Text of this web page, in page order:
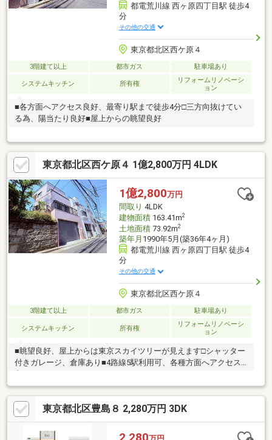
都電荒川線 西ヶ原四丁目駅 徒歩4
分
その他の交通
東京都北区西ケ原４
3階建て以上 都市ガス 駐車場あり
システムキッチン 所有権
リフォームリノベーシ
ョン
■各方面へアクセス良好、最寄り駅まで徒歩4分□三方向抜けてい
る為、陽当たり良好■屋上からの眺望良好
東京都北区西ケ原４ 1億2,800万円 4LDK
1億2,800万円
間取り 4LDK
建物面積163.41m2
土地面積73.92m2
築年月 1990年5月(築36年4ヶ月)
都電荒川線 西ヶ原四丁目駅 徒歩4
分
その他の交通
東京都北区西ケ原４
3階建て以上 都市ガス 駐車場あり
システムキッチン 所有権
リフォームリノベーシ
ョン
■眺望良好、屋上からは東京スカイツリーが見えます□シャッター
付きガレージ、倉庫あり■4路線5駅利用可、各種方面へアクセス
東京都北区豊島８ 2,280万円 3DK